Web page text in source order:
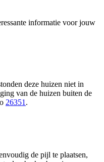
informatie voor jouw
deze huizen niet in
van de huizen buiten de
26351.
de pijl te plaatsen,